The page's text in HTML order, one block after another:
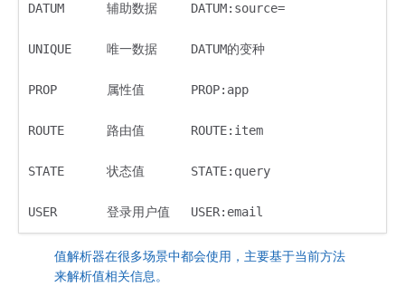
DATUM 辅助数据 DATUM:source=
UNIQUE 唯一数据 DATUM的变种
PROP 属性值 PROP:app
ROUTE 路由值 ROUTE:item
STATE 状态值 STATE:query
USER 登录用户值 USER:email
值解析器在很多场景中都会使用，主要基于当前方法
来解析值相关信息。